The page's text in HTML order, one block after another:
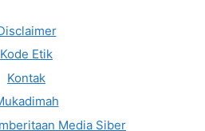
Kode Etik
Kontak
Media Siber